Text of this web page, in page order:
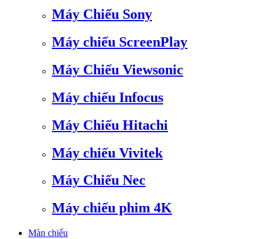
Máy Chiếu Sony
Máy chiếu ScreenPlay
Máy Chiếu Viewsonic
Máy chiếu Infocus
Máy Chiếu Hitachi
Máy chiếu Vivitek
Máy Chiếu Nec
Máy chiếu phim 4K
Màn chiếu